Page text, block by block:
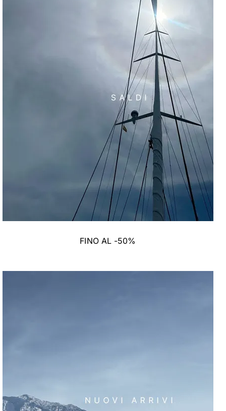
FINO AL -50%